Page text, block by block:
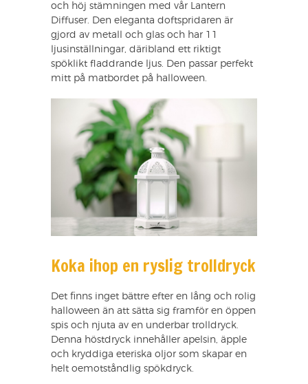
och höj stämningen med vår Lantern
Diffuser. Den eleganta doftspridaren är
gjord av metall och glas och har 11
ljusinställningar, däribland ett riktigt
spöklikt fladdrande ljus. Den passar perfekt
mitt på matbordet på halloween.
Koka ihop en ryslig trolldryck
Det finns inget bättre efter en lång och rolig
halloween än att sätta sig framför en öppen
spis och njuta av en underbar trolldryck.
Denna höstdryck innehåller apelsin, äpple
och kryddiga eteriska oljor som skapar en
helt oemotståndlig spökdryck.